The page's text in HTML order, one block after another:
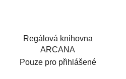
Regálová knihovna
ARCANA
Pouze pro přihlášené